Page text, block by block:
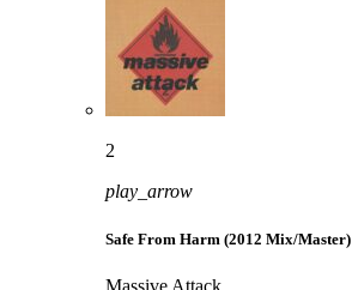
2
play_arrow
Safe From Harm (2012 Mix/Master)
Massive Attack